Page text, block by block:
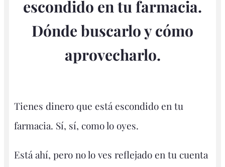
escondido en tu farmacia.
Dónde buscarlo y cómo
aprovecharlo.
Tienes dinero que está escondido en tu
farmacia. Sí, sí, como lo oyes.
Está ahí, pero no lo ves reflejado en tu cuenta